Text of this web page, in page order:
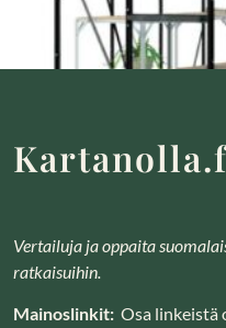
Vertailuja ja oppaita
ratkaisuihin.
Mainoslinkit: Osa linkeistä